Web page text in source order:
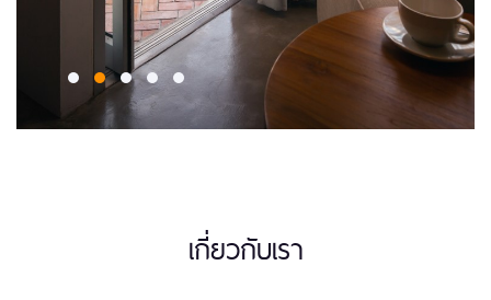
เกี่ยวกับเรา